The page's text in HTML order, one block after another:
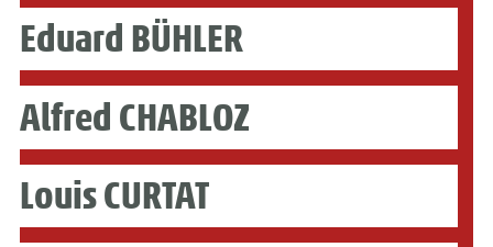
Eduard BÜHLER
Alfred CHABLOZ
Louis CURTAT